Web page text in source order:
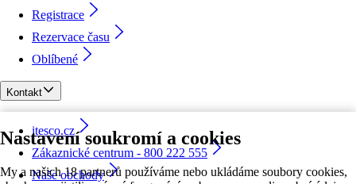
Nastavení soukromí a cookies
My a našich 18 partnerů používáme nebo ukládáme soubory cookies,
Registrace
Rezervace času
Oblíbené
Kontakt
itesco.cz
Zákaznické centrum - 800 222 555
Naše obchody